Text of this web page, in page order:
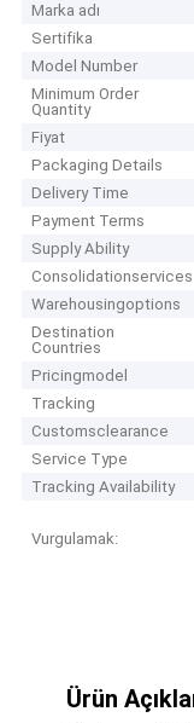
Marka adı
Sertifika
Model Number
Minimum Order
Quantity
Fiyat
Packaging Details
Delivery Time
Payment Terms
Supply Ability
Consolidationservices
Warehousingoptions
Destination
Countries
Pricingmodel
Tracking
Customsclearance
Service Type
Tracking Availability
Vurgulamak:
Ürün